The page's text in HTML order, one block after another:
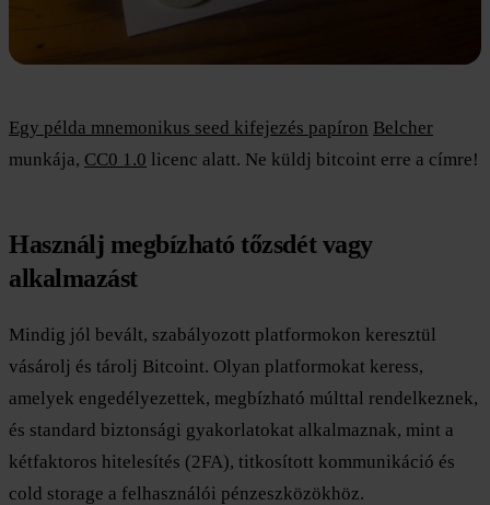
Egy példa mnemonikus seed kifejezés papíron Belcher
munkája, CC0 1.0 licenc alatt. Ne küldj bitcoint erre a címre!
Használj megbízható tőzsdét vagy
alkalmazást
Mindig jól bevált, szabályozott platformokon keresztül
vásárolj és tárolj Bitcoint. Olyan platformokat keress,
amelyek engedélyezettek, megbízható múlttal rendelkeznek,
és standard biztonsági gyakorlatokat alkalmaznak, mint a
kétfaktoros hitelesítés (2FA), titkosított kommunikáció és
cold storage a felhasználói pénzeszközökhöz.